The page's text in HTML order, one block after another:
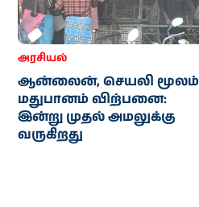
அரசியல்
ஆன்லைன், செயலி மூலம்
மதுபானம் விற்பனை:
இன்று முதல் அமலுக்கு
வருகிறது